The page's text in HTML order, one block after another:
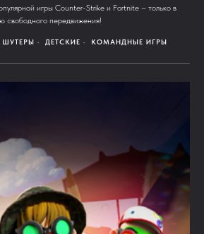
игры Counter-Strike и Fortnite – только в
свободного передвижения!
ШУТЕРЫ ДЕТСКИЕ КОМАНДНЫЕ ИГРЫ